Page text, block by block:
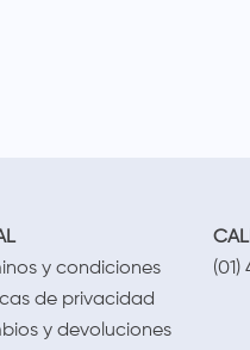
y condiciones
de privacidad
y devoluciones
(01)